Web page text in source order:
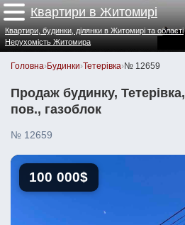
Квартири в Житомирі
Квартири, будинки, ділянки в Житомирі та області
Нерухомість Житомира
Головна›Будинки›Тетерівка›№ 12659
Продаж будинку,
пов., газоблок
№ 12659
100 000$